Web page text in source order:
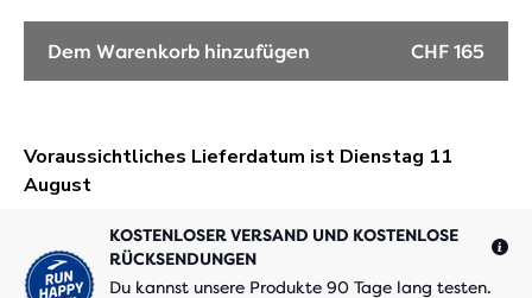
Dem Warenkorb hinzufügen CHF 165
KOSTENLOSER VERSAND UND KOSTENLOSE
RÜCKSENDUNGEN
Du kannst unsere Produkte 90 Tage lang testen.